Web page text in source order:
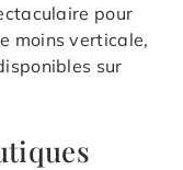
pour
moins verticale,
sur